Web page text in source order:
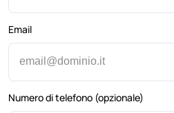
Email
Numero di telefono (opzionale)